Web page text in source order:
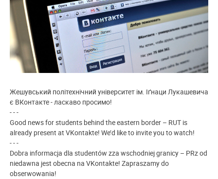
Жешувський політехнічний університет ім. Іґнаци Лукашевича
є ВКонтакте-ласкаво просимо!
- - -
Good news for students behind the eastern border – RUT is
already present at VKontakte! We’d like to invite you to watch!
- - -
Dobra informacja dla studentów zza wschodniej granicy – PRz od
niedawna jest obecna na VKontakte! Zapraszamy do
obserwowania!